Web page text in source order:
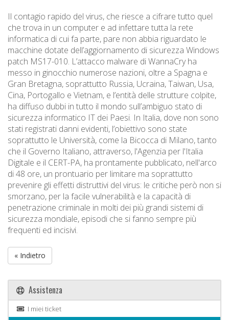
Il contagio rapido del virus, che riesce a cifrare tutto quel
che trova in un computer e ad infettare tutta la rete
informatica di cui fa parte, pare non abbia riguardato le
macchine dotate dell’aggiornamento di sicurezza Windows
patch MS17-010. L’attacco malware di WannaCry ha
messo in ginocchio numerose nazioni, oltre a Spagna e
Gran Bretagna, soprattutto Russia, Ucraina, Taiwan, Usa,
Cina, Portogallo e Vietnam, e l’entità delle strutture colpite,
ha diffuso dubbi in tutto il mondo sull’ambiguo stato di
sicurezza informatico IT dei Paesi. In Italia, dove non sono
stati registrati danni evidenti, l’obiettivo sono state
soprattutto le Università, come la Bicocca di Milano, tanto
che il Governo Italiano, attraverso, l'Agenzia per l'Italia
Digitale e il CERT-PA, ha prontamente pubblicato, nell'arco
di 48 ore, un prontuario per limitare ma soprattutto
prevenire gli effetti distruttivi del virus: le critiche però non si
smorzano, per la facile vulnerabilità e la capacità di
penetrazione criminale in molti dei più grandi sistemi di
sicurezza mondiale, episodi che si fanno sempre più
frequenti ed incisivi.
« Indietro
Assistenza
I miei ticket